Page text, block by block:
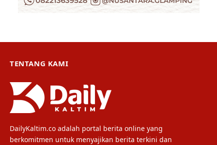
TENTANG KAMI
DailyKaltim.co adalah portal berita online yang
berkomitmen untuk menyajikan berita terkini dan